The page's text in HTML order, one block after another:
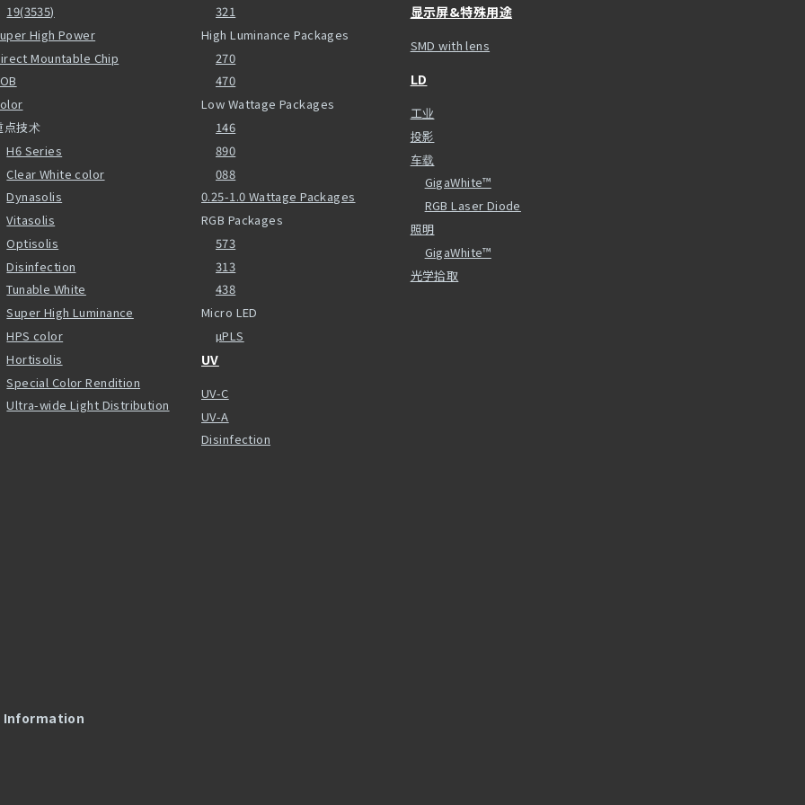
19(3535)
High Power
Mountable Chip
点技术
H6 Series
Clear White color
Dynasolis
Vitasolis
Optisolis
Disinfection
Tunable White
Super High Luminance
HPS color
Hortisolis
Special Color Rendition
Ultra-wide Light Distribution
321
High Luminance Packages
270
470
Low Wattage Packages
146
890
088
0.25-1.0 Wattage Packages
RGB Packages
573
313
438
Micro LED
µPLS
UV
UV-C
UV-A
Disinfection
显示屏&特殊用途
SMD with lens
LD
工业
投影
车载
GigaWhite™
RGB Laser Diode
照明
GigaWhite™
光学拾取
Information